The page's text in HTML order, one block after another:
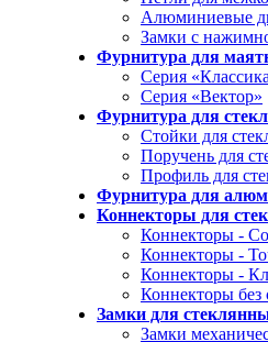
Алюминиевые
Замки с
Фурнитура для
Серия
Серия «Вектор»
Фурнитура для
Стойки для
Поручень для
Профиль для
Фурнитура для
Коннекторы для
Коннекторы -
Коннекторы -
Коннекторы -
Коннекторы без
Замки для
Замки